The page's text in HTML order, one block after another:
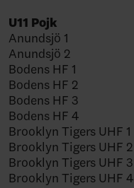
U11 Pojk
Anundsjö 1
Anundsjö 2
Bodens HF 1
Bodens HF 2
Bodens HF 3
Bodens HF 4
Brooklyn Tigers UHF 1
Brooklyn Tigers UHF 2
Brooklyn Tigers UHF 3
Brooklyn Tigers UHF 4